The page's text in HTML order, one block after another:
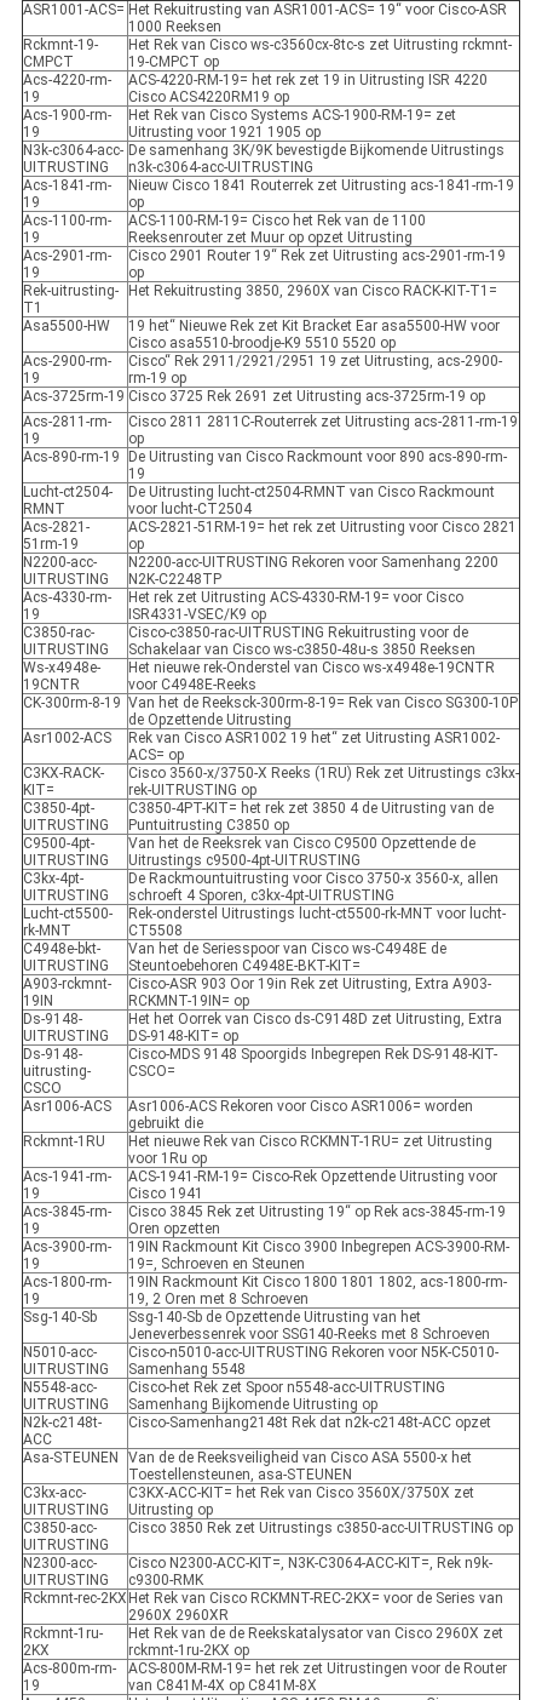
ASR1001-ACS= Het Rekuitrusting van ASR1001-ACS= 19“ voor Cisco-ASR
1000 Reeksen
Rckmnt-19-
CMPCT
Het Rek van Cisco ws-c3560cx-8tc-s zet Uitrusting rckmnt-
19-CMPCT op
Acs-4220-rm-
19
ACS-4220-RM-19= het rek zet 19 in Uitrusting ISR 4220
Cisco ACS4220RM19 op
Acs-1900-rm-
19
Het Rek van Cisco Systems ACS-1900-RM-19= zet
Uitrusting voor 1921 1905 op
N3k-c3064-acc-
UITRUSTING
De samenhang 3K/9K bevestigde Bijkomende Uitrustings
n3k-c3064-acc-UITRUSTING
Acs-1841-rm-
19
Nieuw Cisco 1841 Routerrek zet Uitrusting acs-1841-rm-19
op
Acs-1100-rm-
19
ACS-1100-RM-19= Cisco het Rek van de 1100
Reeksenrouter zet Muur op opzet Uitrusting
Acs-2901-rm-
19
Cisco 2901 Router 19“ Rek zet Uitrusting acs-2901-rm-19
op
Rek-uitrusting-
T1
Het Rekuitrusting 3850, 2960X van Cisco RACK-KIT-T1=
Asa5500-HW
19 het“ Nieuwe Rek zet Kit Bracket Ear asa5500-HW voor
Cisco asa5510-broodje-K9 5510 5520 op
Acs-2900-rm-
19
Cisco“ Rek 2911/2921/2951 19 zet Uitrusting, acs-2900-
rm-19 op
Acs-3725rm-19 Cisco 3725 Rek 2691 zet Uitrusting acs-3725rm-19 op
Acs-2811-rm-
19
Cisco 2811 2811C-Routerrek zet Uitrusting acs-2811-rm-19
op
Acs-890-rm-19
De Uitrusting van Cisco Rackmount voor 890 acs-890-rm-
19
Lucht-ct2504-
RMNT
De Uitrusting lucht-ct2504-RMNT van Cisco Rackmount
voor lucht-CT2504
Acs-2821-
51rm-19
ACS-2821-51RM-19= het rek zet Uitrusting voor Cisco 2821
op
N2200-acc-
UITRUSTING
N2200-acc-UITRUSTING Rekoren voor Samenhang 2200
N2K-C2248TP
Acs-4330-rm-
19
Het rek zet Uitrusting ACS-4330-RM-19= voor Cisco
ISR4331-VSEC/K9 op
C3850-rac-
UITRUSTING
Cisco-c3850-rac-UITRUSTING Rekuitrusting voor de
Schakelaar van Cisco ws-c3850-48u-s 3850 Reeksen
Ws-x4948e-
19CNTR
Het nieuwe rek-Onderstel van Cisco ws-x4948e-19CNTR
voor C4948E-Reeks
CK-300rm-8-19 Van het de Reeksck-300rm-8-19= Rek van Cisco SG300-10P
de Opzettende Uitrusting
Asr1002-ACS
Rek van Cisco ASR1002 19 het“ zet Uitrusting ASR1002-
ACS= op
C3KX-RACK-
KIT=
Cisco 3560-x/3750-X Reeks (1RU) Rek zet Uitrustings c3kx-
rek-UITRUSTING op
C3850-4pt-
UITRUSTING
C3850-4PT-KIT= het rek zet 3850 4 de Uitrusting van de
Puntuitrusting C3850 op
C9500-4pt-
UITRUSTING
Van het de Reeksrek van Cisco C9500 Opzettende de
Uitrustings c9500-4pt-UITRUSTING
C3kx-4pt-
UITRUSTING
De Rackmountuitrusting voor Cisco 3750-x 3560-x, allen
schroeft 4 Sporen, c3kx-4pt-UITRUSTING
Lucht-ct5500-
rk-MNT
Rek-onderstel Uitrustings lucht-ct5500-rk-MNT voor lucht-
CT5508
C4948e-bkt-
UITRUSTING
Van het de Seriesspoor van Cisco ws-C4948E de
Steuntoebehoren C4948E-BKT-KIT=
A903-rckmnt-
19IN
Cisco-ASR 903 Oor 19in Rek zet Uitrusting, Extra A903-
RCKMNT-19IN= op
Ds-9148-
UITRUSTING
Het het Oorrek van Cisco ds-C9148D zet Uitrusting, Extra
DS-9148-KIT= op
Ds-9148-
uitrusting-
CSCO
Cisco-MDS 9148 Spoorgids Inbegrepen Rek DS-9148-KIT-
CSCO=
Asr1006-ACS
Asr1006-ACS Rekoren voor Cisco ASR1006= worden
gebruikt die
Rckmnt-1RU
Het nieuwe Rek van Cisco RCKMNT-1RU= zet Uitrusting
voor 1Ru op
Acs-1941-rm-
19
ACS-1941-RM-19= Cisco-Rek Opzettende Uitrusting voor
Cisco 1941
Acs-3845-rm-
19
Cisco 3845 Rek zet Uitrusting 19“ op Rek acs-3845-rm-19
Oren opzetten
Acs-3900-rm-
19
19IN Rackmount Kit Cisco 3900 Inbegrepen ACS-3900-RM-
19=, Schroeven en Steunen
Acs-1800-rm-
19
19IN Rackmount Kit Cisco 1800 1801 1802, acs-1800-rm-
19, 2 Oren met 8 Schroeven
Ssg-140-Sb
Ssg-140-Sb de Opzettende Uitrusting van het
Jeneverbessenrek voor SSG140-Reeks met 8 Schroeven
N5010-acc-
UITRUSTING
Cisco-n5010-acc-UITRUSTING Rekoren voor N5K-C5010-
Samenhang 5548
N5548-acc-
UITRUSTING
Cisco-het Rek zet Spoor n5548-acc-UITRUSTING
Samenhang Bijkomende Uitrusting op
N2k-c2148t-
ACC
Cisco-Samenhang2148t Rek dat n2k-c2148t-ACC opzet
Asa-STEUNEN
Van de de Reeksveiligheid van Cisco ASA 5500-x het
Toestellensteunen, asa-STEUNEN
C3kx-acc-
UITRUSTING
C3KX-ACC-KIT= het Rek van Cisco 3560X/3750X zet
Uitrusting op
C3850-acc-
UITRUSTING
Cisco 3850 Rek zet Uitrustings c3850-acc-UITRUSTING op
N2300-acc-
UITRUSTING
Cisco N2300-ACC-KIT=, N3K-C3064-ACC-KIT=, Rek n9k-
c9300-RMK
Rckmnt-rec-2KX Het Rek van Cisco RCKMNT-REC-2KX= voor de Series van
2960X 2960XR
Rckmnt-1ru-
2KX
Het Rek van de de Reekskatalysator van Cisco 2960X zet
rckmnt-1ru-2KX op
Acs-800m-rm-
19
ACS-800M-RM-19= het rek zet Uitrustingen voor de Router
van C841M-4X op C841M-8X